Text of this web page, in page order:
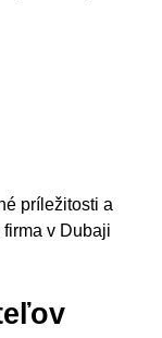
príležitosti a
v Dubaji